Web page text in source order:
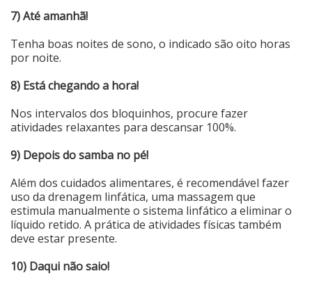
7) Até amanhã!
Tenha boas noites de sono, o indicado são oito horas
por noite.
8) Está chegando a hora!
Nos intervalos dos bloquinhos, procure fazer
atividades relaxantes para descansar 100%.
9) Depois do samba no pé!
Além dos cuidados alimentares, é recomendável fazer
uso da drenagem linfática, uma massagem que
estimula manualmente o sistema linfático a eliminar o
líquido retido. A prática de atividades físicas também
deve estar presente.
10) Daqui não saio!